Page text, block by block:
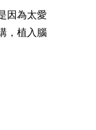
因為太愛
，植入腦